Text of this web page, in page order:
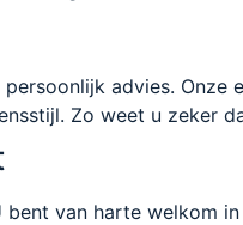
advies.
Zo weet u zeker
van harte welkom